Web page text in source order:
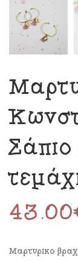
43.00
Μαρτυρικό